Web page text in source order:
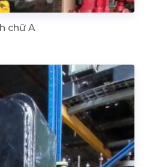
chữ A